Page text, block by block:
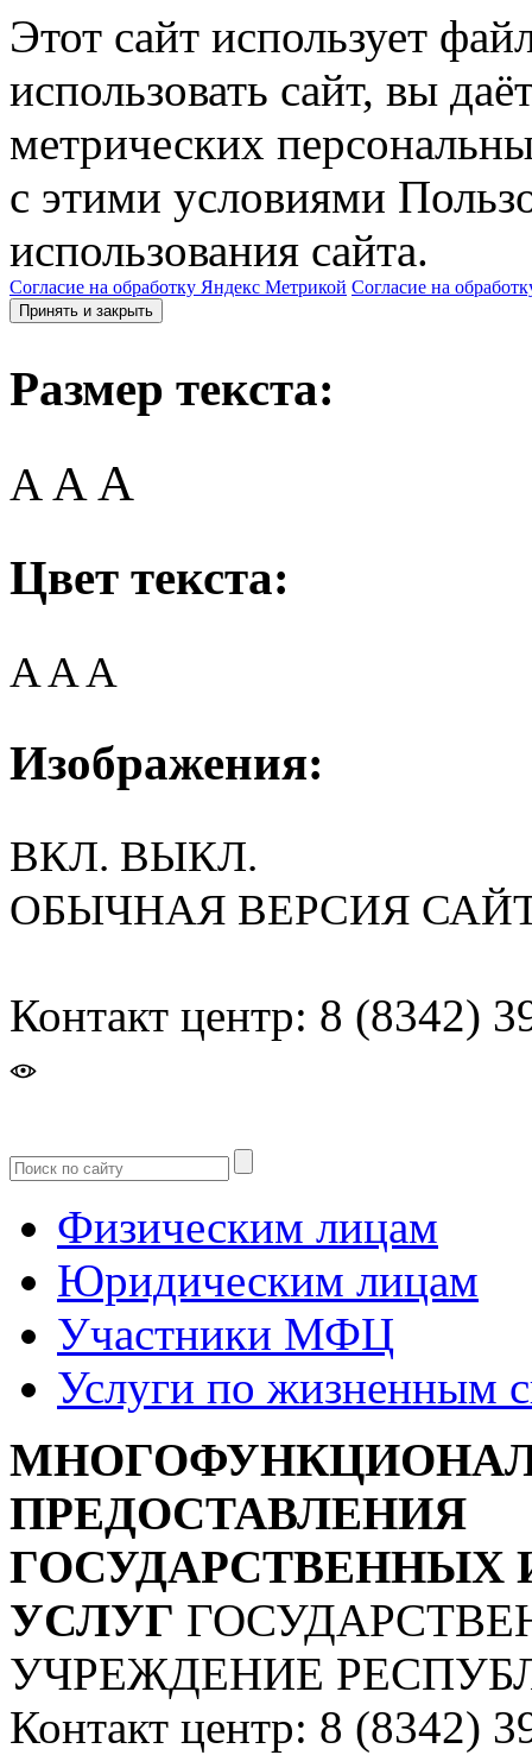
Этот сайт использует
использовать сайт, вы
метрических
с этими условиями
использования сайта.
Согласие на обработку Яндекс Метрикой Согласие на
Принять и закрыть
Размер текста:
A AA
Цвет текста:
AAA
Изображения:
ВКЛ. ВЫКЛ.
ОБЫЧНАЯ ВЕРСИЯ
Контакт центр: 8 (8342)
Физическим лицам
Юридическим лицам
Участники МФЦ
Услуги по жизненным
ПРЕДОСТАВЛЕНИЯ
УСЛУГ
УЧРЕЖДЕНИЕ
Контакт центр: 8 (8342)